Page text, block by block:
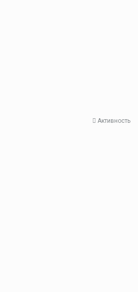
Активность